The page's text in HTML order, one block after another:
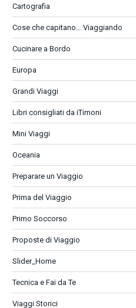
Cartografia
Cose che capitano… Viaggiando
Cucinare a Bordo
Europa
Grandi Viaggi
Libri consigliati da iTimoni
Mini Viaggi
Oceania
Preparare un Viaggio
Prima del Viaggio
Primo Soccorso
Proposte di Viaggio
Slider_Home
Tecnica e Fai da Te
Viaggi Storici